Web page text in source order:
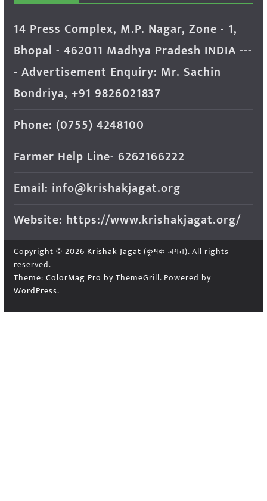
14 Press Complex, M.P. Nagar, Zone - 1,
Bhopal - 462011 Madhya Pradesh INDIA ---
- Advertisement Enquiry: Mr. Sachin
Bondriya, +91 9826021837
Phone: (0755) 4248100
Farmer Help Line- 6262166222
Email: info@krishakjagat.org
Website: https://www.krishakjagat.org/
Copyright © 2026 Krishak Jagat (कृषक जगत). All rights
reserved.
Theme: ColorMag Pro by ThemeGrill. Powered by
WordPress.